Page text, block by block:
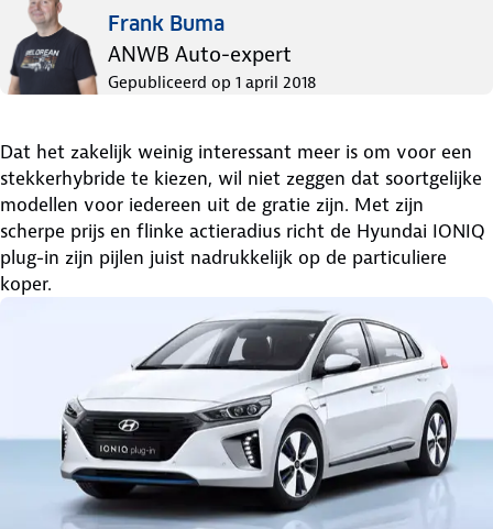
Frank Buma
ANWB Auto-expert
Gepubliceerd op 1 april 2018
Dat het zakelijk weinig interessant meer is om voor een
stekkerhybride te kiezen, wil niet zeggen dat soortgelijke
modellen voor iedereen uit de gratie zijn. Met zijn
scherpe prijs en flinke actieradius richt de Hyundai IONIQ
plug-in zijn pijlen juist nadrukkelijk op de particuliere
koper.